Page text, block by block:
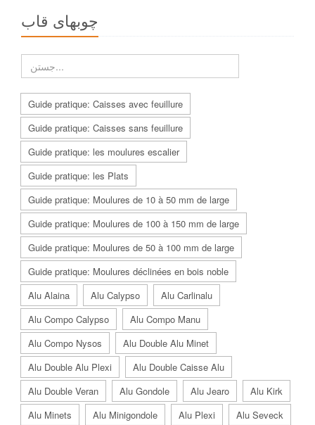
چوبهاى قاب
Guide pratique: Caisses avec feuillure
Guide pratique: Caisses sans feuillure
Guide pratique: les moulures escalier
Guide pratique: les Plats
Guide pratique: Moulures de 10 à 50 mm de large
Guide pratique: Moulures de 100 à 150 mm de large
Guide pratique: Moulures de 50 à 100 mm de large
Guide pratique: Moulures déclinées en bois noble
Alu Alaina
Alu Calypso
Alu Carlinalu
Alu Compo Calypso
Alu Compo Manu
Alu Compo Nysos
Alu Double Alu Minet
Alu Double Alu Plexi
Alu Double Caisse Alu
Alu Double Veran
Alu Gondole Alu Jearo
Alu Kirk
Alu Minets
Alu Minigondole Alu Plexi
Alu Seveck